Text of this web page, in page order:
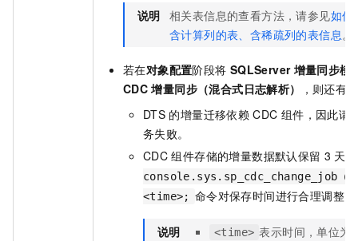
说明 相关表信息的查看方法，请参见如何
含计算列的表、含稀疏列的表信息。
若在对象配置阶段将 SQLServer 增量同步模
CDC 增量同步（混合式日志解析）
，则还有
DTS 的增量迁移依赖 CDC 组件，因此请
务失败。
CDC 组件存储的增量数据默认保留 3 天
console.sys.sp_cdc_change_job
<time>; 命令对保存时间进行合理调整。
说明 <time> 表示时间，单位为